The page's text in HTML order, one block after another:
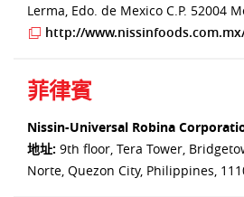
Lerma, Edo. de Mexico C.P. 52004
http://
菲律賓
Nissin-Universal Robina
地址: 9th floor, Tera Tower,
Norte, Quezon City, Philippines,